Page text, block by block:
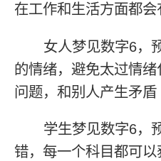
在工作和生活方面都
女人梦见数字6，
的情绪，避免太过情
问题，和别人产生矛盾
学生梦见数字6，
错，每一个科目都可